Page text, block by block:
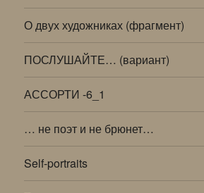
О двух художниках (фрагмент)
ПОСЛУШАЙТЕ… (вариант)
АССОРТИ -6_1
… не поэт и не брюнет…
Self-portraits